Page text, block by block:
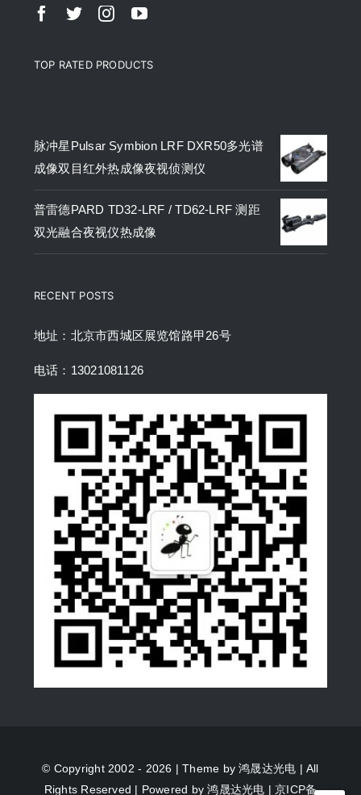
TOP RATED PRODUCTS
脉冲星Pulsar Symbion LRF DXR50多光谱
成像双目红外热成像夜视侦测仪
普雷德PARD TD32-LRF / TD62-LRF 测距
双光融合夜视仪热成像
RECENT POSTS
地址：北京市西城区展览馆路甲26号
电话：13021081126
© Copyright 2002 - 2026 | Theme by鸿晟达光电 | All
Rights Reserved | Powered by鸿晟达光电 |京ICP备